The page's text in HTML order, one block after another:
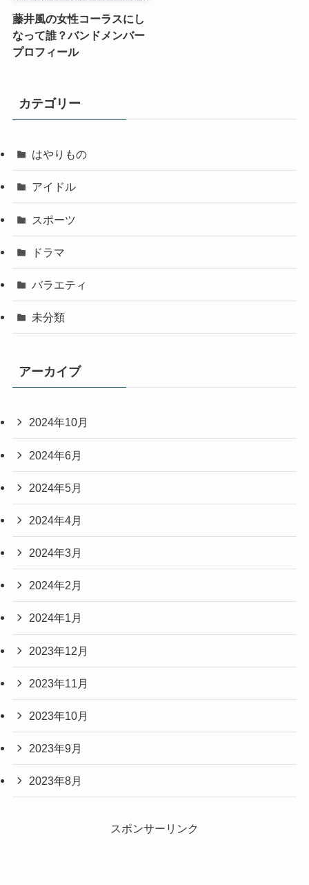
藤井風の女性コーラスにし
なって誰？バンドメンバー
プロフィール
カテゴリー
はやりもの
アイドル
スポーツ
ドラマ
バラエティ
未分類
アーカイブ
2024年10月
2024年6月
2024年5月
2024年4月
2024年3月
2024年2月
2024年1月
2023年12月
2023年11月
2023年10月
2023年9月
2023年8月
スポンサーリンク